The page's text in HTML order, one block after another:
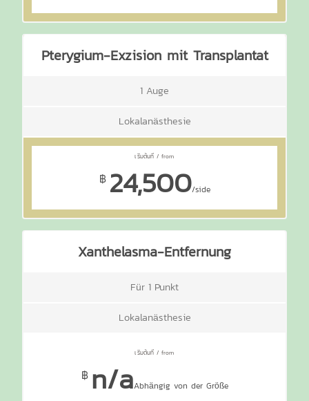
Pterygium-Exzision mit Transplantat
1 Auge
Lokalanästhesie
฿ 24,500/side
Xanthelasma-Entfernung
Für 1 Punkt
Lokalanästhesie
฿ n/aAbhängig von der Größe